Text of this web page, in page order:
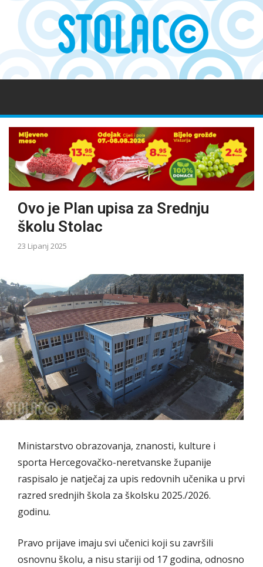
Ovo je Plan upisa za Srednju
školu Stolac
23 Lipanj 2025
Ministarstvo obrazovanja, znanosti, kulture i
sporta Hercegovačko-neretvanske županije
raspisalo je natječaj za upis redovnih učenika u prvi
razred srednjih škola za školsku 2025./2026.
godinu.
Pravo prijave imaju svi učenici koji su završili
osnovnu školu, a nisu stariji od 17 godina, odnosno